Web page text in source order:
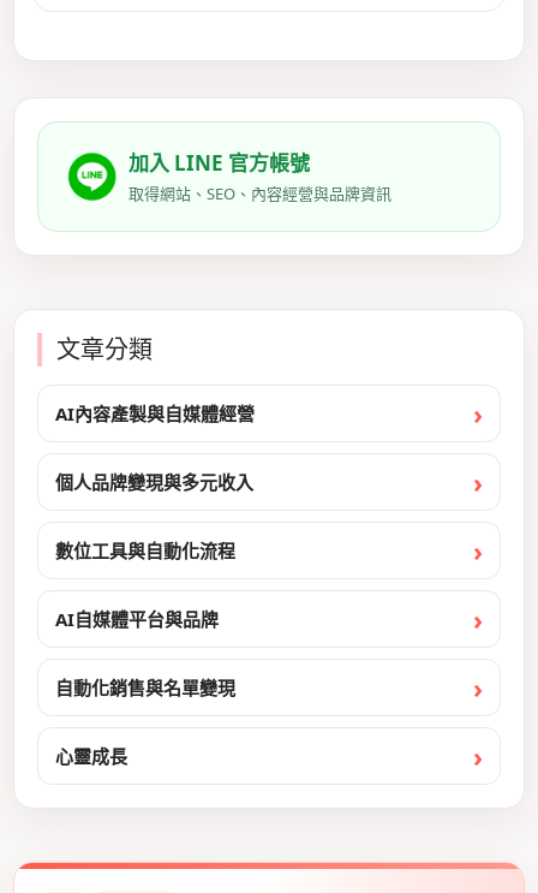
加入 LINE 官方帳號
取得網站、SEO、內容經營與品牌資訊
文章分類
AI內容產製與自媒體經營
個人品牌變現與多元收入
數位工具與自動化流程
AI自媒體平台與品牌
自動化銷售與名單變現
心靈成長